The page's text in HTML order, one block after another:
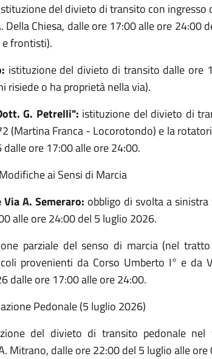
del divieto di transito con ingresso
Della Chiesa, dalle ore 17:00 alle ore 24:00
frontisti).
istituzione del divieto di transito dalle ore
risiede o ha proprietà nella via).
G. Petrelli": istituzione del divieto di
(Martina Franca - Locorotondo) e la
ore 17:00 alle ore 24:00.
ai Sensi di Marcia
A. Semeraro: obbligo di svolta a
alle ore 24:00 del 5 luglio 2026.
parziale del senso di marcia (nel
provenienti da Corso Umberto I° e da
dalle ore 17:00 alle ore 24:00.
Pedonale (5 luglio 2026)
del divieto di transito pedonale
Mitrano, dalle ore 22:00 del 5 luglio alle